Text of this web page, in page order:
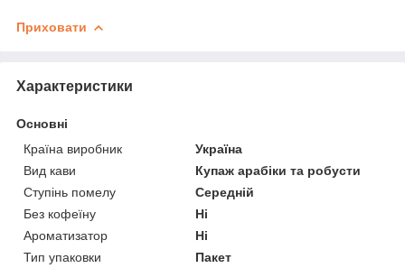
Приховати
Характеристики
Основні
Країна виробник
Україна
Вид кави
Купаж арабіки та робусти
Ступінь помелу
Середній
Без кофеїну
Ні
Ароматизатор
Ні
Тип упаковки
Пакет